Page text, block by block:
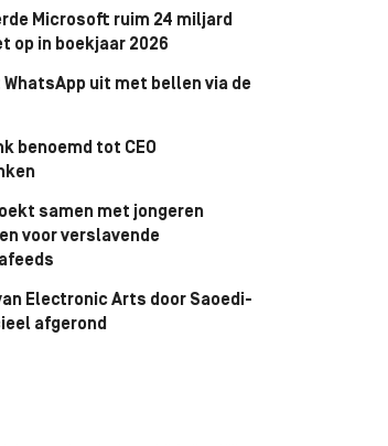
Microsoft ruim 24 miljard
op in boekjaar 2026
WhatsApp uit met bellen via de
benoemd tot CEO
samen met jongeren
voor verslavende
Electronic Arts door Saoedi-
afgerond